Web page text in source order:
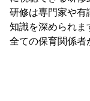
研修は専門家や有
知識を深められま
全ての保育関係者